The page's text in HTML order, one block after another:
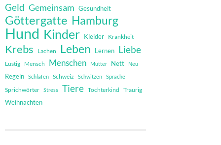
Geld Gemeinsam Gesundheit
Göttergatte Hamburg
Hund Kinder Kleider Krankheit
Krebs Lachen Leben Lernen Liebe
Lustig Mensch Menschen Mutter Nett Neu
Regeln Schlafen Schweiz Schwitzen Sprache
Sprichwörter Stress Tiere Tochterkind Traurig
Weihnachten